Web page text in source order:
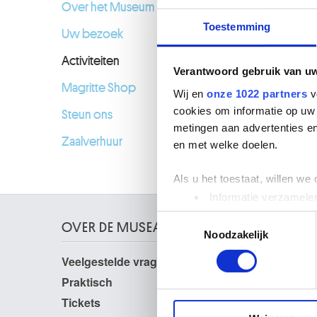
Toestemming
Verantwoord gebruik van
Wij en onze 1022 partners
cookies om informatie op
metingen aan advertenties
en met welke doelen.
Als u het toestaat, willen we
Informatie
Uw apparaat
Lees meer over hoe uw
media, adverteren en
Noodzakelijk
Over het Museum
Uw bezoek
Activiteiten
Magritte Shop
Steun ons
Zaalverhuur
OVER DE MUSEA
Veelgestelde vragen
Praktisch
Tickets
Onderzoek
Publicaties
Fotodienst